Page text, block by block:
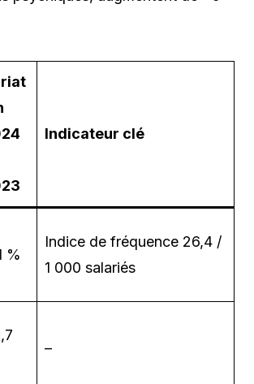
Indicateur clé
%
Indice de fréquence 26,4 /
1 000 salariés
–